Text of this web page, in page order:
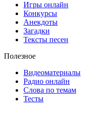
Игры онлайн
Конкурсы
Анекдоты
Загадки
Тексты песен
Полезное
Видеоматериалы
Радио онлайн
Слова по темам
Тесты